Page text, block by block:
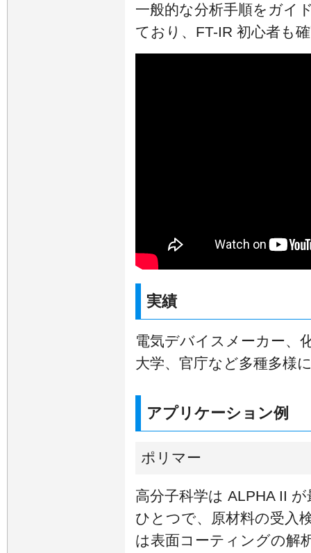
一般的な分析手順をガイ
ており、FT-IR 初心者も
実績
電気デバイスメーカー、
大学、官庁など多種多様
アプリケーション例
ポリマー
高分子科学は ALPHA II
ひとつで、原材料の受入
は表面コーティングの解